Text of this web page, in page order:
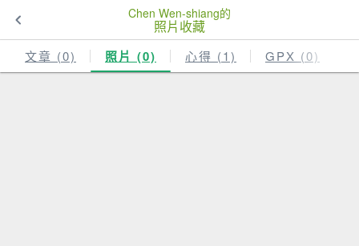
Chen Wen-shiang的
照片收藏
文章 (0) 照片 (0) 心得 (1) GPX (0)